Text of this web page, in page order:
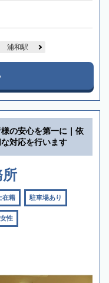
浦和駅
の安心を第一に｜依
対応を行います
所
在籍 駐車場あり
性